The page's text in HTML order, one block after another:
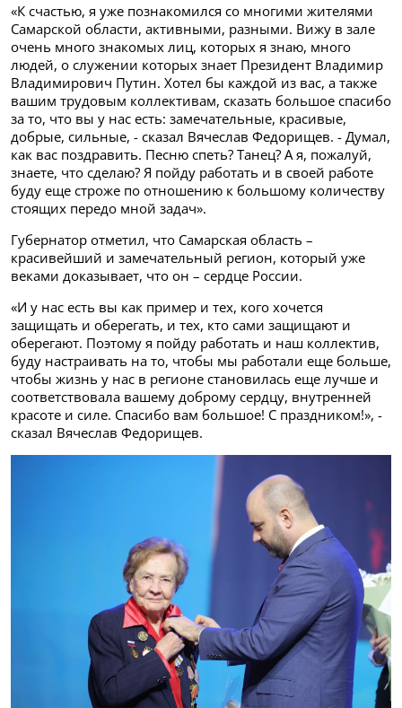
«К счастью, я уже познакомился со многими жителями
Самарской области, активными, разными. Вижу в зале
очень много знакомых лиц, которых я знаю, много
людей, о служении которых знает Президент Владимир
Владимирович Путин. Хотел бы каждой из вас, а также
вашим трудовым коллективам, сказать большое спасибо
за то, что вы у нас есть: замечательные, красивые,
добрые, сильные, - сказал Вячеслав Федорищев. - Думал,
как вас поздравить. Песню спеть? Танец? А я, пожалуй,
знаете, что сделаю? Я пойду работать и в своей работе
буду еще строже по отношению к большому количеству
стоящих передо мной задач».
Губернатор отметил, что Самарская область –
красивейший и замечательный регион, который уже
веками доказывает, что он – сердце России.
«И у нас есть вы как пример и тех, кого хочется
защищать и оберегать, и тех, кто сами защищают и
оберегают. Поэтому я пойду работать и наш коллектив,
буду настраивать на то, чтобы мы работали еще больше,
чтобы жизнь у нас в регионе становилась еще лучше и
соответствовала вашему доброму сердцу, внутренней
красоте и силе. Спасибо вам большое! С праздником!», -
сказал Вячеслав Федорищев.